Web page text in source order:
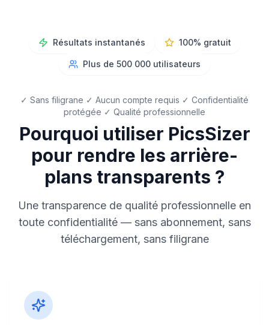
Résultats instantanés 100% gratuit
Plus de 500 000 utilisateurs
✓ Sans filigrane ✓ Aucun compte requis ✓ Confidentialité
protégée ✓ Qualité professionnelle
Pourquoi utiliser PicsSizer
pour rendre les arrière-
plans transparents ?
Une transparence de qualité professionnelle en
toute confidentialité — sans abonnement, sans
téléchargement, sans filigrane